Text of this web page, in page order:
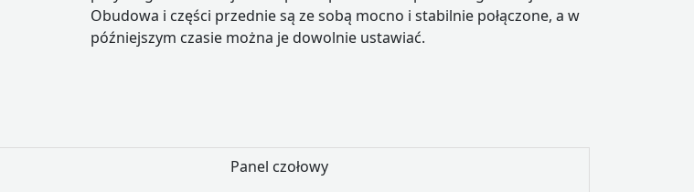
Obudowa i części przednie są ze sobą mocno i stabilnie połączone, a w
późniejszym czasie można je dowolnie ustawiać.
Panel czołowy